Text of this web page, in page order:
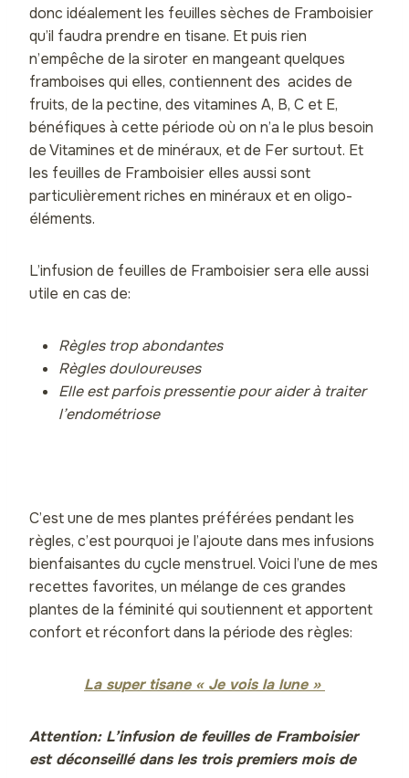
donc idéalement les feuilles sèches de Framboisier
qu’il faudra prendre en tisane. Et puis rien
n’empêche de la siroter en mangeant quelques
framboises qui elles, contiennent des acides de
fruits, de la pectine, des vitamines A, B, C et E,
bénéfiques à cette période où on n’a le plus besoin
de Vitamines et de minéraux, et de Fer surtout. Et
les feuilles de Framboisier elles aussi sont
particulièrement riches en minéraux et en oligo-
éléments.
L’infusion de feuilles de Framboisier sera elle aussi
utile en cas de:
Règles trop abondantes
Règles douloureuses
Elle est parfois pressentie pour aider à traiter
l’endométriose
C’est une de mes plantes préférées pendant les
règles, c’est pourquoi je l’ajoute dans mes infusions
bienfaisantes du cycle menstruel. Voici l’une de mes
recettes favorites, un mélange de ces grandes
plantes de la féminité qui soutiennent et apportent
confort et réconfort dans la période des règles:
La super tisane « Je vois la lune »
Attention: L’infusion de feuilles de Framboisier
est déconseillé dans les trois premiers mois de